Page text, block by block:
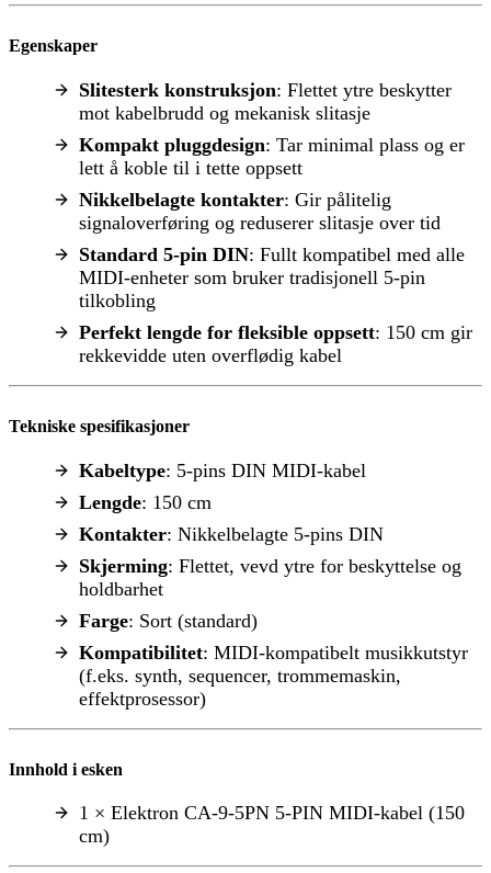
Egenskaper
Slitesterk konstruksjon: Flettet ytre beskytter
mot kabelbrudd og mekanisk slitasje
Kompakt pluggdesign: Tar minimal plass og er
lett å koble til i tette oppsett
Nikkelbelagte kontakter: Gir pålitelig
signaloverføring og reduserer slitasje over tid
Standard 5-pin DIN: Fullt kompatibel med alle
MIDI-enheter som bruker tradisjonell 5-pin
tilkobling
Perfekt lengde for fleksible oppsett: 150 cm gir
rekkevidde uten overflødig kabel
Tekniske spesifikasjoner
Kabeltype: 5-pins DIN MIDI-kabel
Lengde: 150 cm
Kontakter: Nikkelbelagte 5-pins DIN
Skjerming: Flettet, vevd ytre for beskyttelse og
holdbarhet
Farge: Sort (standard)
Kompatibilitet: MIDI-kompatibelt musikkutstyr
(f.eks. synth, sequencer, trommemaskin,
effektprosessor)
Innhold i esken
1 × Elektron CA-9-5PN 5-PIN MIDI-kabel (150
cm)